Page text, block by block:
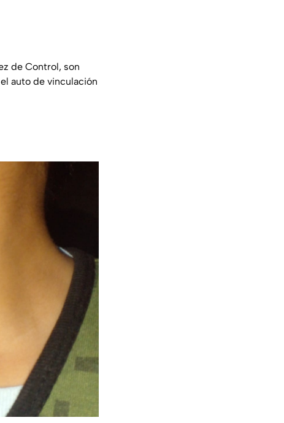
de Control, son
auto de vinculación